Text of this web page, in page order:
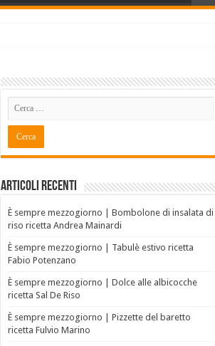
Articoli recenti
È sempre mezzogiorno | Bombolone di insalata di
riso ricetta Andrea Mainardi
È sempre mezzogiorno | Tabulè estivo ricetta
Fabio Potenzano
È sempre mezzogiorno | Dolce alle albicocche
ricetta Sal De Riso
È sempre mezzogiorno | Pizzette del baretto
ricetta Fulvio Marino